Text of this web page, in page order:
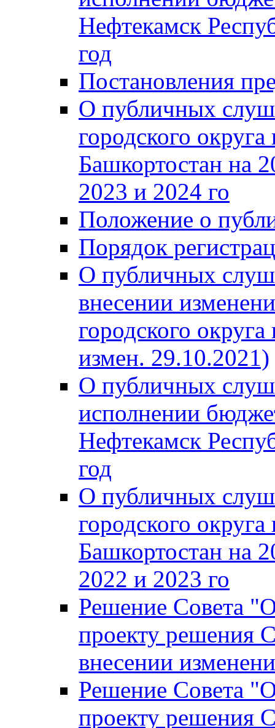
Нефтекамск
год
Постановления
О публичных
городского
Башкортостан на
2023 и 2024 го
Положение о
Порядок
О публичных
внесении
городского
измен. 29.10.2021)
О публичных
исполнении
Нефтекамск
год
О публичных
городского
Башкортостан на
2022 и 2023 го
Решение Совета
проекту решения
внесении
Решение Совета
проекту решения